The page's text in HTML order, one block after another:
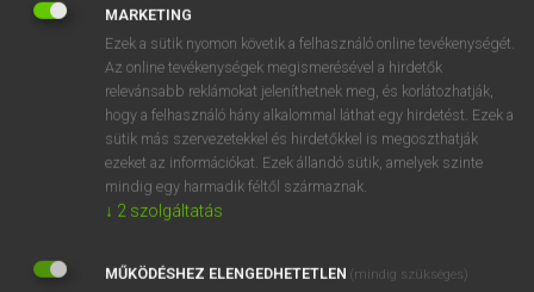
appease
appeasement
appellation
appellative
appendage
MARKETING
Ezek a sütik nyomon követik a felhasználó online tevékenységét.
Az online tevékenységek megismerésével a hirdetők
relevánsabb reklámokat jeleníthetnek meg, és korlátozhatják,
hogy a felhasználó hány alkalommal láthat egy hirdetést. Ezek a
sütik más szervezetekkel és hirdetőkkel is megoszthatják
ezeket az információkat. Ezek állandó sütik, amelyek szinte
mindig egy harmadik féltől származnak.
↓ 2 szolgáltatás
MŰKÖDÉSHEZ ELENGEDHETETLEN (mindig szükséges)